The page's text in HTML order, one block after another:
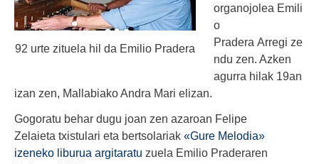
92 urte zituela hil da Emilio Pradera
organojolea Emili
o
Pradera Arregi ze
ndu zen. Azken
agurra hilak 19an
izan zen, Mallabiako Andra Mari elizan.
Gogoratu behar dugu joan zen azaroan Felipe
Zelaieta txistulari eta bertsolariak «Gure Melodia»
izeneko liburua argitaratu zuela Emilio Praderaren